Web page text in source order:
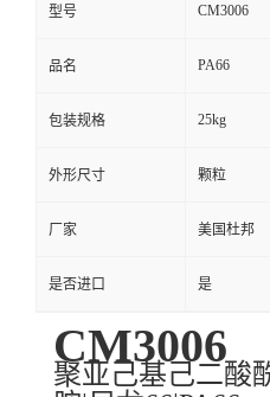
型号 CM3006
品名 PA66
包装规格 25kg
外形尺寸 颗粒
厂家 美国杜邦
是否进口 是
CM3006
聚亚己基己二酸